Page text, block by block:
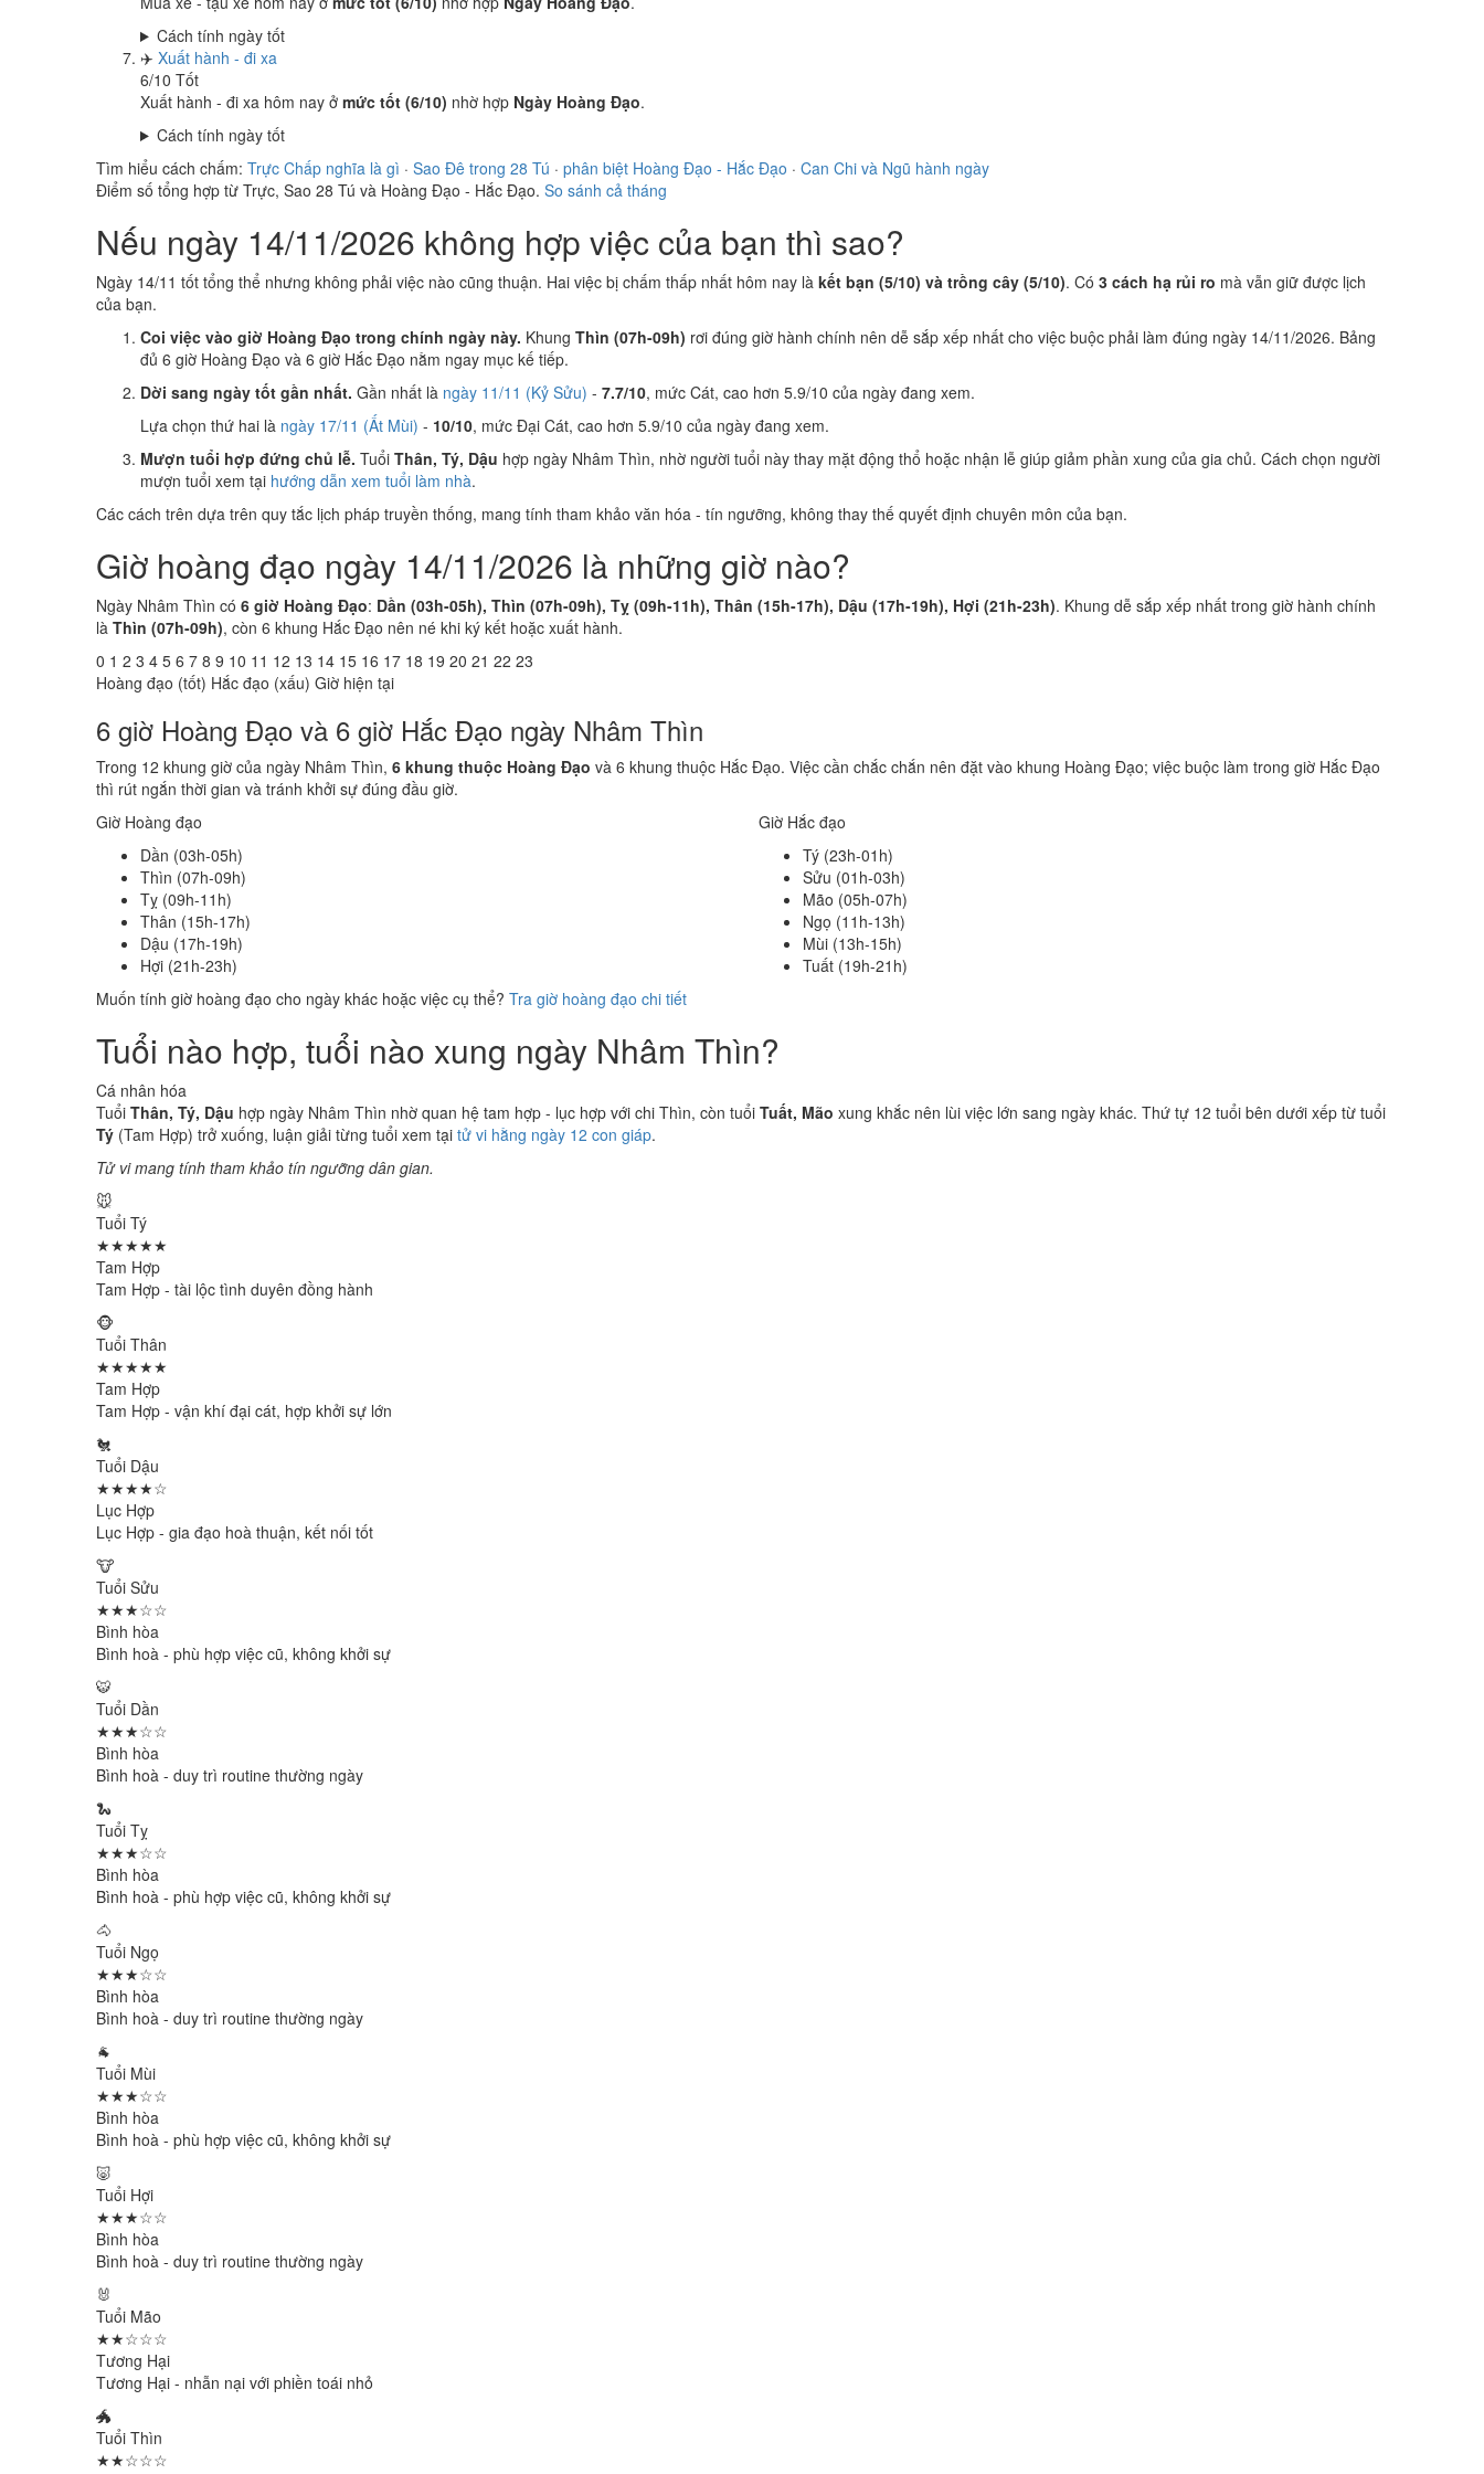
Cách tính ngày tốt
✈️ Xuất hành - đi xa
6/10 Tốt
Xuất hành - đi xa hôm nay ở mức tốt (6/10) nhờ hợp Ngày Hoàng Đạo.
Cách tính ngày tốt
Tìm hiểu cách chấm: Trực Chấp nghĩa là gì · Sao Đê trong 28 Tú · phân biệt Hoàng Đạo - Hắc Đạo · Can Chi và Ngũ hành ngày
Điểm số tổng hợp từ Trực, Sao 28 Tú và Hoàng Đạo - Hắc Đạo. So sánh cả tháng
Nếu ngày 14/11/2026 không hợp việc của bạn thì sao?
Ngày 14/11 tốt tổng thể nhưng không phải việc nào cũng thuận. Hai việc bị chấm thấp nhất hôm nay là kết bạn (5/10) và trồng cây (5/10). Có 3 cách hạ rủi ro mà vẫn giữ được lịch
của bạn.
Coi việc vào giờ Hoàng Đạo trong chính ngày này. Khung Thìn (07h-09h) rơi đúng giờ hành chính nên dễ sắp xếp nhất cho việc buộc phải làm đúng ngày 14/11/2026. Bảng
đủ 6 giờ Hoàng Đạo và 6 giờ Hắc Đạo nằm ngay mục kế tiếp.
Dời sang ngày tốt gần nhất. Gần nhất là ngày 11/11 (Kỷ Sửu) - 7.7/10, mức Cát, cao hơn 5.9/10 của ngày đang xem.
Lựa chọn thứ hai là ngày 17/11 (Ất Mùi) - 10/10, mức Đại Cát, cao hơn 5.9/10 của ngày đang xem.
Mượn tuổi hợp đứng chủ lễ. Tuổi Thân, Tý, Dậu hợp ngày Nhâm Thìn, nhờ người tuổi này thay mặt động thổ hoặc nhận lễ giúp giảm phần xung của gia chủ. Cách chọn người
mượn tuổi xem tại hướng dẫn xem tuổi làm nhà.
Các cách trên dựa trên quy tắc lịch pháp truyền thống, mang tính tham khảo văn hóa - tín ngưỡng, không thay thế quyết định chuyên môn của bạn.
Giờ hoàng đạo ngày 14/11/2026 là những giờ nào?
Ngày Nhâm Thìn có 6 giờ Hoàng Đạo: Dần (03h-05h), Thìn (07h-09h), Tỵ (09h-11h), Thân (15h-17h), Dậu (17h-19h), Hợi (21h-23h). Khung dễ sắp xếp nhất trong giờ hành chính
là Thìn (07h-09h), còn 6 khung Hắc Đạo nên né khi ký kết hoặc xuất hành.
0 1 2 3 4 5 6 7 8 9 10 11 12 13 14 15 16 17 18 19 20 21 22 23
Hoàng đạo (tốt) Hắc đạo (xấu) Giờ hiện tại
6 giờ Hoàng Đạo và 6 giờ Hắc Đạo ngày Nhâm Thìn
Trong 12 khung giờ của ngày Nhâm Thìn, 6 khung thuộc Hoàng Đạo và 6 khung thuộc Hắc Đạo. Việc cần chắc chắn nên đặt vào khung Hoàng Đạo; việc buộc làm trong giờ Hắc Đạo
thì rút ngắn thời gian và tránh khởi sự đúng đầu giờ.
Giờ Hoàng đạo
Dần (03h-05h)
Thìn (07h-09h)
Tỵ (09h-11h)
Thân (15h-17h)
Dậu (17h-19h)
Hợi (21h-23h)
Giờ Hắc đạo
Tý (23h-01h)
Sửu (01h-03h)
Mão (05h-07h)
Ngọ (11h-13h)
Mùi (13h-15h)
Tuất (19h-21h)
Muốn tính giờ hoàng đạo cho ngày khác hoặc việc cụ thể? Tra giờ hoàng đạo chi tiết
Tuổi nào hợp, tuổi nào xung ngày Nhâm Thìn?
Cá nhân hóa
Tuổi Thân, Tý, Dậu hợp ngày Nhâm Thìn nhờ quan hệ tam hợp - lục hợp với chi Thìn, còn tuổi Tuất, Mão xung khắc nên lùi việc lớn sang ngày khác. Thứ tự 12 tuổi bên dưới xếp từ tuổi
Tý (Tam Hợp) trở xuống, luận giải từng tuổi xem tại tử vi hằng ngày 12 con giáp.
Tử vi mang tính tham khảo tín ngưỡng dân gian.
🐭
Tuổi Tý
★★★★★
Tam Hợp
Tam Hợp - tài lộc tình duyên đồng hành
🐵
Tuổi Thân
★★★★★
Tam Hợp
Tam Hợp - vận khí đại cát, hợp khởi sự lớn
🐔
Tuổi Dậu
★★★★☆
Lục Hợp
Lục Hợp - gia đạo hoà thuận, kết nối tốt
🐮
Tuổi Sửu
★★★☆☆
Bình hòa
Bình hoà - phù hợp việc cũ, không khởi sự
🐯
Tuổi Dần
★★★☆☆
Bình hòa
Bình hoà - duy trì routine thường ngày
🐍
Tuổi Tỵ
★★★☆☆
Bình hòa
Bình hoà - phù hợp việc cũ, không khởi sự
🐴
Tuổi Ngọ
★★★☆☆
Bình hòa
Bình hoà - duy trì routine thường ngày
🐐
Tuổi Mùi
★★★☆☆
Bình hòa
Bình hoà - phù hợp việc cũ, không khởi sự
🐷
Tuổi Hợi
★★★☆☆
Bình hòa
Bình hoà - duy trì routine thường ngày
🐰
Tuổi Mão
★★☆☆☆
Tương Hại
Tương Hại - nhẫn nại với phiền toái nhỏ
🐲
Tuổi Thìn
★★☆☆☆